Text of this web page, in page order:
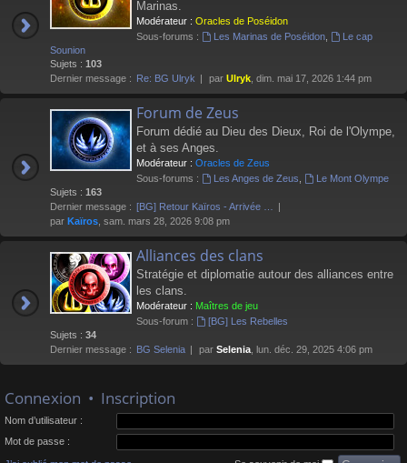
Marinas.
Modérateur : Oracles de Poséidon
Sous-forums :
Les Marinas de Poséidon,
Le cap
Sounion
Sujets : 103
Dernier message : Re: BG Ulryk par Ulryk , dim. mai 17, 2026 1:44 pm
Forum de Zeus
Forum dédié au Dieu des Dieux, Roi de l'Olympe,
et à ses Anges.
Modérateur : Oracles de Zeus
Sous-forums :
Les Anges de Zeus
Le Mont Olympe
Sujets : 163
Dernier message : [BG] Retour Kaïros - Arrivée …
par Kaïros , sam. mars 28, 2026 9:08 pm
Alliances des clans
Stratégie et diplomatie autour des alliances entre
les clans.
Modérateur : Maîtres de jeu
Sous-forum :
[BG] Les Rebelles
Sujets : 34
Dernier message : BG Selenia par Selenia , lun. déc. 29, 2025 4:06 pm
Connexion • Inscription
Nom d’utilisateur :
Mot de passe :